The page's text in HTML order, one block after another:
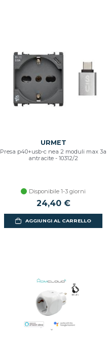
URMET
Presa p40+usb-c nea 2 moduli max 3a
antracite - 10312/2
Disponibile 1-3 giorni
24,40 €
AGGIUNGI AL CARRELLO